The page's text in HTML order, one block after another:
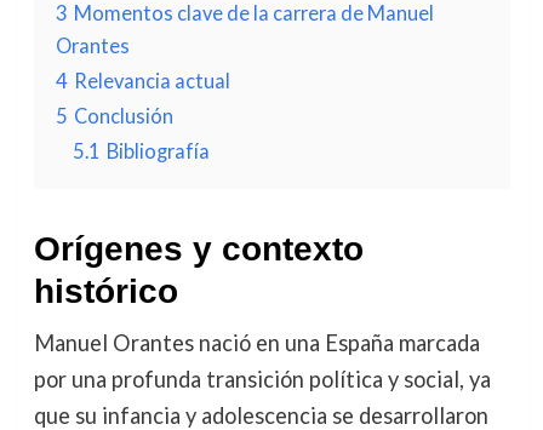
3 Momentos clave de la carrera de Manuel
Orantes
4 Relevancia actual
5 Conclusión
5.1 Bibliografía
Orígenes y contexto
histórico
Manuel Orantes nació en una España marcada
por una profunda transición política y social, ya
que su infancia y adolescencia se desarrollaron